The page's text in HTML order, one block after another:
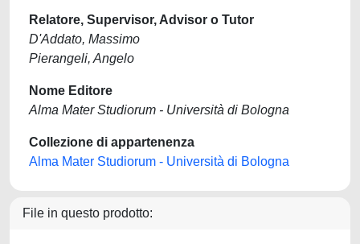
Relatore, Supervisor, Advisor o Tutor
D'Addato, Massimo
Pierangeli, Angelo
Nome Editore
Alma Mater Studiorum - Università di Bologna
Collezione di appartenenza
Alma Mater Studiorum - Università di Bologna
File in questo prodotto: